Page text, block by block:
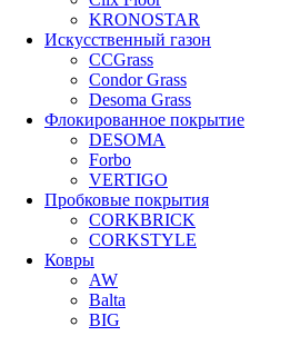
KRONOSTAR
Искусственный газон
CCGrass
Condor Grass
Desoma Grass
Флокированное покрытие
DESOMA
Forbo
VERTIGO
Пробковые покрытия
CORKBRICK
CORKSTYLE
Ковры
AW
Balta
BIG